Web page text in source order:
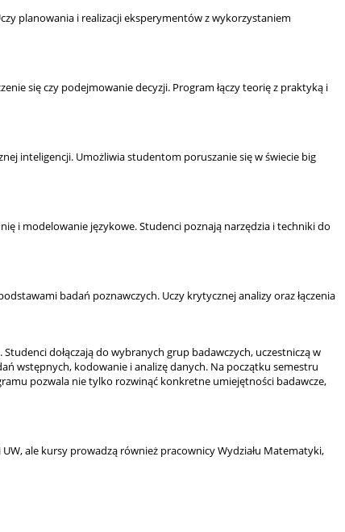
planowania i realizacji eksperymentów z wykorzystaniem
się czy podejmowanie decyzji. Program łączy teorię z praktyką i
inteligencji. Umożliwia studentom poruszanie się w świecie big
i modelowanie językowe. Studenci poznają narzędzia i techniki do
badań poznawczych. Uczy krytycznej analizy oraz łączenia
dołączają do wybranych grup badawczych, uczestniczą w
wstępnych, kodowanie i analizę danych. Na początku semestru
pozwala nie tylko rozwinąć konkretne umiejętności badawcze,
ale kursy prowadzą również pracownicy Wydziału Matematyki,